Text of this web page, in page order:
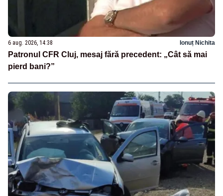
6 aug. 2026, 14:38 Ionuț Nichita
Patronul CFR Cluj, mesaj fără precedent: „Cât să mai
pierd bani?”